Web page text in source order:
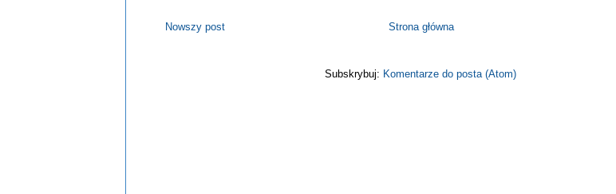
Nowszy post Strona główna
Subskrybuj: Komentarze do posta (Atom)